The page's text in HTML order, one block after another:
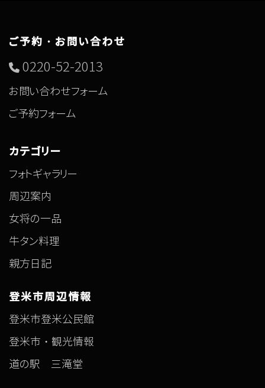
ご予約・お問い合わせ
0220-52-2013
お問い合わせフォーム
ご予約フォーム
カテゴリー
フォトギャラリー
周辺案内
女将の一品
牛タン料理
親方日記
登米市周辺情報
登米市登米公民館
登米市・観光情報
道の駅 三滝堂